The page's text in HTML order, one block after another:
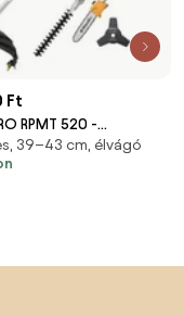
Ft
RPMT 520 -
BENZINES
4 AZ 1-BEN
39–43 cm, élvágó